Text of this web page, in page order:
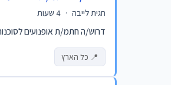
חגית לייבה ·
דרוש/ה חתמ/ת אופנועים
📍 כל הארץ